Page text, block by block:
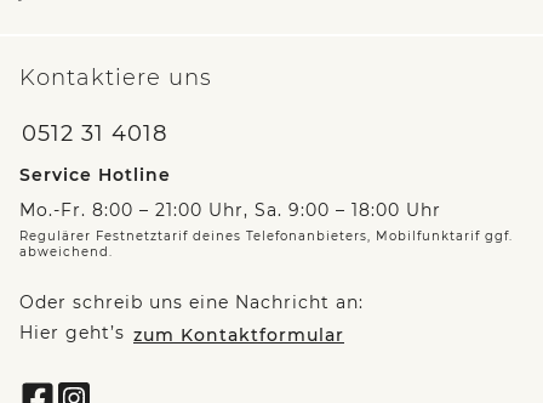
Kontaktiere uns
0512 31 4018
Service Hotline
Mo.-Fr. 8:00 – 21:00 Uhr, Sa. 9:00 – 18:00 Uhr
Regulärer Festnetztarif deines Telefonanbieters, Mobilfunktarif ggf.
abweichend.
Oder schreib uns eine Nachricht an:
Hier geht’s zum Kontaktformular